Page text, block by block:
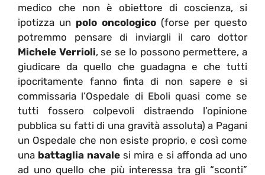
medico che non è obiettore di coscienza, si
ipotizza un polo oncologico (forse per questo
potremmo pensare di inviargli il caro dottor
Michele Verrioli, se se lo possono permettere, a
giudicare da quello che guadagna e che tutti
ipocritamente fanno finta di non sapere e si
commissaria l’Ospedale di Eboli quasi come se
tutti fossero colpevoli distraendo l’opinione
pubblica su fatti di una gravità assoluta) a Pagani
un Ospedale che non esiste proprio, e così come
una battaglia navale si mira e si affonda ad uno
ad uno quello che più interessa tra gli “sconti”